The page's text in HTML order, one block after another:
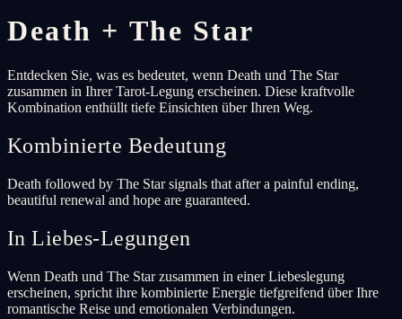
Death + The Star
Entdecken Sie, was es bedeutet, wenn Death und The Star
zusammen in Ihrer Tarot-Legung erscheinen. Diese kraftvolle
Kombination enthüllt tiefe Einsichten über Ihren Weg.
Kombinierte Bedeutung
Death followed by The Star signals that after a painful ending,
beautiful renewal and hope are guaranteed.
In Liebes-Legungen
Wenn Death und The Star zusammen in einer Liebeslegung
erscheinen, spricht ihre kombinierte Energie tiefgreifend über Ihre
romantische Reise und emotionalen Verbindungen.